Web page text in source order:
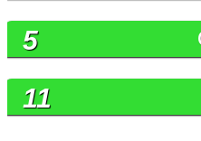
5
11